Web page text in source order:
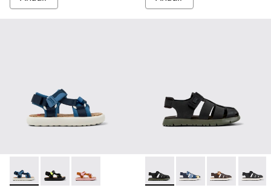
Pelotas Flota - K800579-007 - Sandalias de PET reciclado
Pelotas Flota - K800579-006 - Sandalias de PET
Pelotas Flota - K800579-005Oruga - K800242-028 -
Oruga - K800242-
Oruga -Oruga